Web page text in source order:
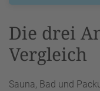
Die drei
Vergleich
Sauna, Bad und